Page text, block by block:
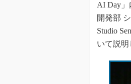
AI Day
開発部
Studio
いて説明